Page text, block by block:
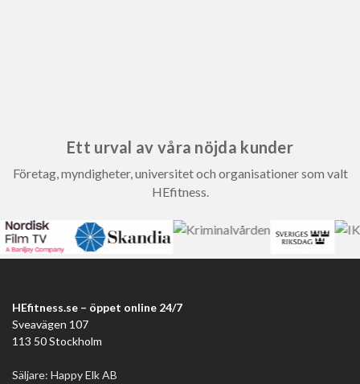
Ett urval av våra nöjda kunder
Företag, myndigheter, universitet och organisationer som valt
HEfitness.
HEfitness.se – öppet online 24/7
Sveavägen 107
113 50 Stockholm
Säljare: Happy Elk AB